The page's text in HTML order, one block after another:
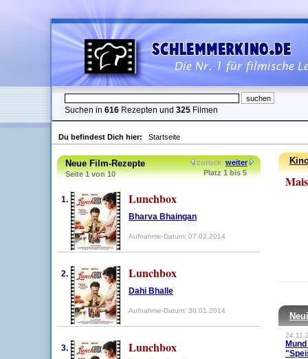
Suchen in 616 Rezepten und 325 Filmen
Du befindest Dich hier: Startseite
zurück weiter
Neue Film-Rezepte
Platz 1 bis 5
Seite 1 von 10
1. Lunchbox
Bharva Bhaingan
Aufnahme-Datum: 07.02.2014
2. Lunchbox
Dahi Bhalle
Aufnahme-Datum: 30.01.2014
3. Lunchbox